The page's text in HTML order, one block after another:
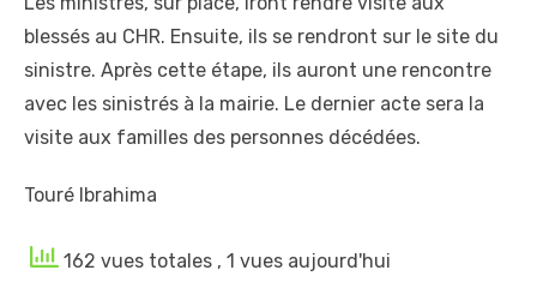
blessés au CHR. Ensuite, ils se rendront sur le site du
sinistre. Après cette étape, ils auront une rencontre
avec les sinistrés à la mairie. Le dernier acte sera la
visite aux familles des personnes décédées.
Touré Ibrahima
162 vues totales , 1 vues aujourd'hui